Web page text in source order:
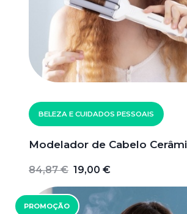
BELEZA E CUIDADOS PESSOAIS
Modelador de Cabelo
84,87 € 19,00 €
PROMOÇÃO